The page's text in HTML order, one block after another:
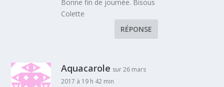
Bonne fin de journée. Bisous
Colette
RÉPONSE
Aquacarole sur 26 mars
2017 à 19 h 42 min